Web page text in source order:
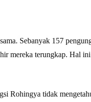
Sebanyak 157
mereka terungkap. Hal
Rohingya tidak